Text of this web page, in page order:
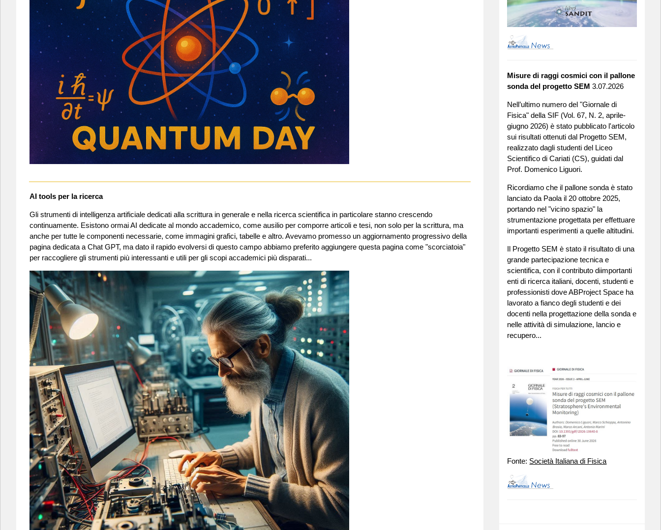
AI tools per la ricerca
Gli strumenti di intelligenza artificiale dedicati alla scrittura in generale e nella ricerca scientifica in particolare stanno crescendo
continuamente. Esistono ormai AI dedicate al mondo accademico, come ausilio per comporre articoli e tesi, non solo per la scrittura, ma
anche per tutte le componenti necessarie, come immagini grafici, tabelle e altro. Avevamo promesso un aggiornamento progressivo della
pagina dedicata a Chat GPT, ma dato il rapido evolversi di questo campo abbiamo preferito aggiungere questa pagina come "scorciatoia"
per raccogliere gli strumenti più interessanti e utili per gli scopi accademici più disparati...
Misure di raggi cosmici con il pallone
sonda del progetto SEM3.07.2026
Nell’ultimo numero del "Giornale di
Fisica" della SIF (Vol. 67, N. 2, aprile-
giugno 2026) è stato pubblicato l'articolo
sui risultati ottenuti dal Progetto SEM,
realizzato dagli studenti del Liceo
Scientifico di Cariati (CS), guidati dal
Prof. Domenico Liguori.
Ricordiamo che il pallone sonda è stato
lanciato da Paola il 20 ottobre 2025,
portando nel "vicino spazio" la
strumentazione progettata per effettuare
importanti esperimenti a quelle altitudini.
Il Progetto SEM è stato il risultato di una
grande partecipazione tecnica e
scientifica, con il contributo diimportanti
enti di ricerca italiani, docenti, studenti e
professionisti dove ABProject Space ha
lavorato a fianco degli studenti e dei
docenti nella progettazione della sonda e
nelle attività di simulazione, lancio e
recupero...
Fonte: Società Italiana di Fisica